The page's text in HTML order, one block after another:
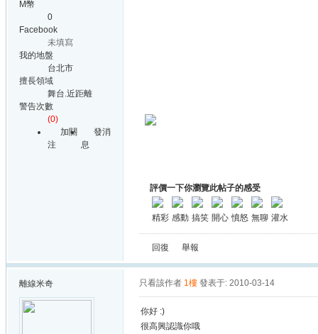
M幣
0
Facebook
未填寫
我的地盤
台北市
擅長領域
舞台.近距離
警告次數
(0)
加關
注
發消
息
評價一下你瀏覽此帖子的感受
精彩 感動 搞笑 開心 憤怒 無聊 灌水
回復 舉報
離線米奇 只看該作者 1樓 發表于: 2010-03-14
你好 :)
很高興認識你哦